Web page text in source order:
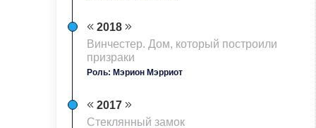
2018
Винчестер. Дом, который построили
призраки
Роль: Мэрион Мэрриот
2017
Стеклянный замок